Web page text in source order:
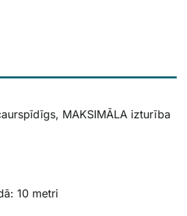
MAKSIMĀLA izturība
10 metri